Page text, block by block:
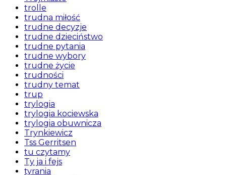
trolle
trudna miłość
trudne decyzje
trudne dzieciństwo
trudne pytania
trudne wybory
trudne życie
trudności
trudny temat
trup
trylogia
trylogia kociewska
trylogia obuwnicza
Trynkiewicz
Tss Gerritsen
tu czytamy
Ty ja i fejs
tyrania